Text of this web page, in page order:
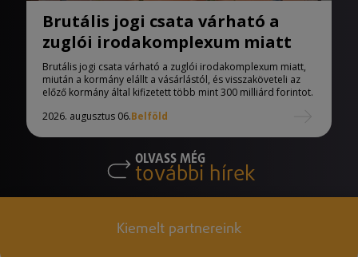
Brutális jogi csata várható a
zuglói irodakomplexum miatt
Brutális jogi csata várható a zuglói irodakomplexum miatt,
miután a kormány elállt a vásárlástól, és visszaköveteli az
előző kormány által kifizetett több mint 300 milliárd forintot.
2026. augusztus 06.Belföld
OLVASS MÉG
további hírek
Kiemelt partnereink